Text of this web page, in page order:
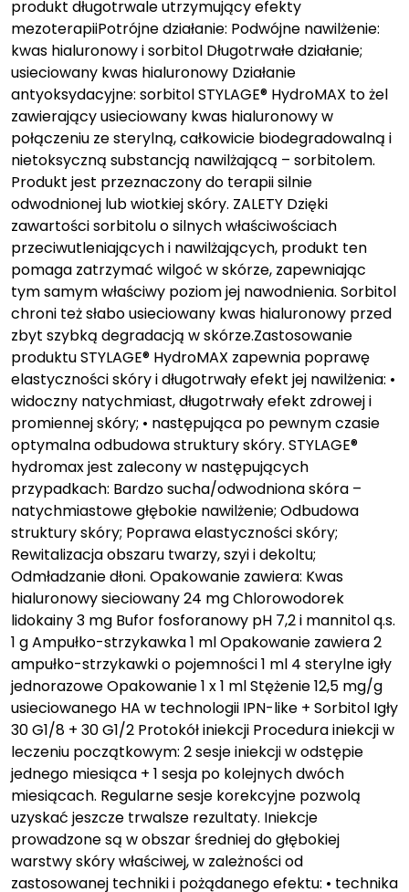
produkt długotrwale utrzymujący efekty
mezoterapiiPotrójne działanie: Podwójne nawilżenie:
kwas hialuronowy i sorbitol Długotrwałe działanie;
usieciowany kwas hialuronowy Działanie
antyoksydacyjne: sorbitol STYLAGE® HydroMAX to żel
zawierający usieciowany kwas hialuronowy w
połączeniu ze sterylną, całkowicie biodegradowalną i
nietoksyczną substancją nawilżającą – sorbitolem.
Produkt jest przeznaczony do terapii silnie
odwodnionej lub wiotkiej skóry. ZALETY Dzięki
zawartości sorbitolu o silnych właściwościach
przeciwutleniających i nawilżających, produkt ten
pomaga zatrzymać wilgoć w skórze, zapewniając
tym samym właściwy poziom jej nawodnienia. Sorbitol
chroni też słabo usieciowany kwas hialuronowy przed
zbyt szybką degradacją w skórze.Zastosowanie
produktu STYLAGE® HydroMAX zapewnia poprawę
elastyczności skóry i długotrwały efekt jej nawilżenia: •
widoczny natychmiast, długotrwały efekt zdrowej i
promiennej skóry; • następująca po pewnym czasie
optymalna odbudowa struktury skóry. STYLAGE®
hydromax jest zalecony w następujących
przypadkach: Bardzo sucha/odwodniona skóra –
natychmiastowe głębokie nawilżenie; Odbudowa
struktury skóry; Poprawa elastyczności skóry;
Rewitalizacja obszaru twarzy, szyi i dekoltu;
Odmładzanie dłoni. Opakowanie zawiera: Kwas
hialuronowy sieciowany 24 mg Chlorowodorek
lidokainy 3 mg Bufor fosforanowy pH 7,2 i mannitol q.s.
1 g Ampułko-strzykawka 1 ml Opakowanie zawiera 2
ampułko-strzykawki o pojemności 1 ml 4 sterylne igły
jednorazowe Opakowanie 1 x 1 ml Stężenie 12,5 mg/g
usieciowanego HA w technologii IPN-like + Sorbitol Igły
30 G1/8 + 30 G1/2 Protokół iniekcji Procedura iniekcji w
leczeniu początkowym: 2 sesje iniekcji w odstępie
jednego miesiąca + 1 sesja po kolejnych dwóch
miesiącach. Regularne sesje korekcyjne pozwolą
uzyskać jeszcze trwalsze rezultaty. Iniekcje
prowadzone są w obszar średniej do głębokiej
warstwy skóry właściwej, w zależności od
zastosowanej techniki i pożądanego efektu: • technika